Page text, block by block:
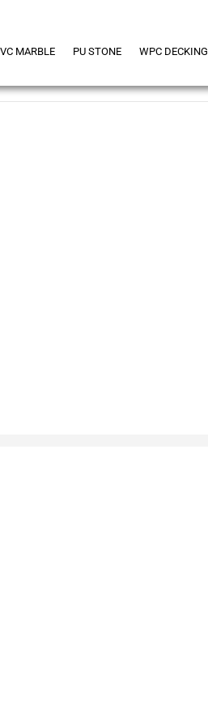
MARBLE PU STONE WPC DECKING